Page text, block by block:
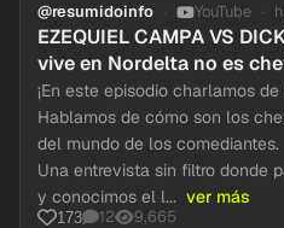
@resumidoinfo YouTube
EZEQUIEL CAMPA VS
vive en Nordelta no es
¡En este episodio charlamos
Hablamos de cómo son los
del mundo de los comediantes.
Una entrevista sin filtro donde
y conocimos el l... ver más
173 12 9,665